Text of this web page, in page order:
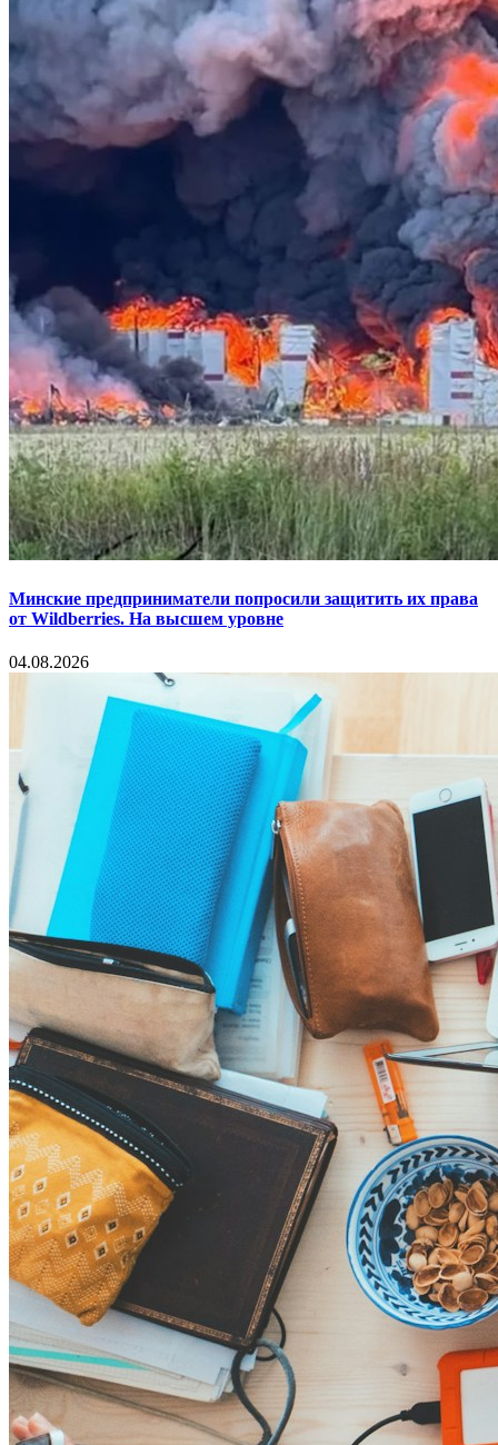
Минские предприниматели попросили защитить их права
от Wildberries. На высшем уровне
04.08.2026